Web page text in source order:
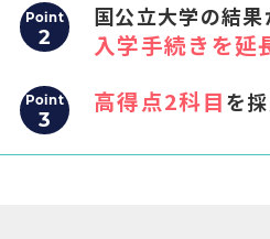
Point
2
国公立大学の結果
入学手続きを延
Point
3
高得点2科目を